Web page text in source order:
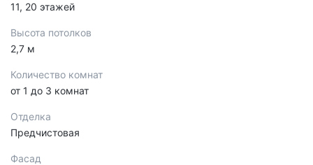
11, 20 этажей
Высота потолков
2,7 м
Количество комнат
от 1 до 3 комнат
Отделка
Предчистовая
Фасад